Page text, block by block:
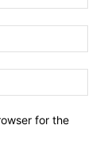
for the